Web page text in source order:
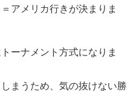
アメリカ行きが決まりま
ーナメント方式になりま
まうため、気の抜けない勝